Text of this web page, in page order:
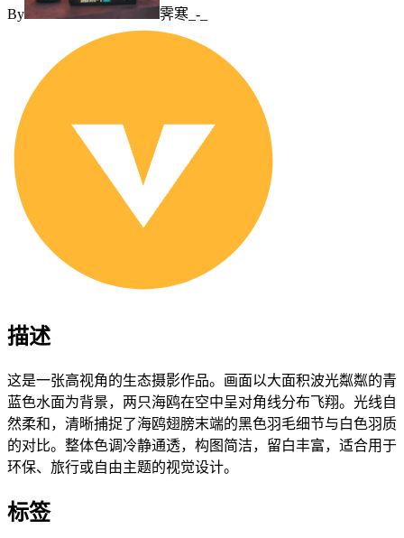
By 霁寒_-_
描述
这是一张高视角的生态摄影作品。画面以大面积波光粼粼的青
蓝色水面为背景，两只海鸥在空中呈对角线分布飞翔。光线自
然柔和，清晰捕捉了海鸥翅膀末端的黑色羽毛细节与白色羽质
的对比。整体色调冷静通透，构图简洁，留白丰富，适合用于
环保、旅行或自由主题的视觉设计。
标签